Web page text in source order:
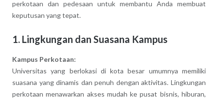
perkotaan dan pedesaan untuk membantu Anda membuat
keputusan yang tepat.
1. Lingkungan dan Suasana Kampus
Kampus Perkotaan:
Universitas yang berlokasi di kota besar umumnya memiliki
suasana yang dinamis dan penuh dengan aktivitas. Lingkungan
perkotaan menawarkan akses mudah ke pusat bisnis, hiburan,